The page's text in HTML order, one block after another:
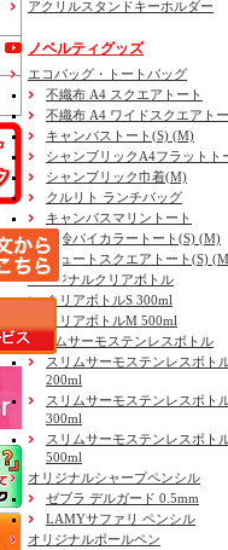
アクリルスタンドキーホルダー
ノベルティグッズ
エコバッグ・トートバッグ
不織布 A4 スクエアトート
不織布 A4 ワイドスクエアト
キャンバストート(S) (M)
シャンブリックA4フラットト
シャンブリック巾着(M)
クルリト ランチバッグ
キャンバスマリントート
保冷バイカラートート(S) (M)
ジュートスクエアトート(S)
オリジナルクリアボトル
クリアボトルS 300ml
クリアボトルM 500ml
スリムサーモステンレスボトル
スリムサーモステンレスボト
200ml
スリムサーモステンレスボト
300ml
スリムサーモステンレスボト
500ml
オリジナルシャープペンシル
ゼブラ デルガード 0.5mm
LAMYサファリ ペンシル
オリジナルボールペン